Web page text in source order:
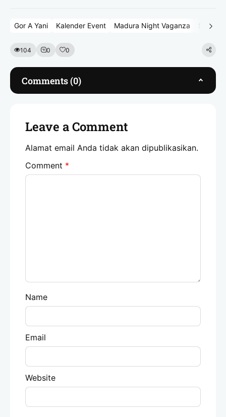
Gor A Yani Kalender Event Madura Night Vaganza
104 0 0
Comments (0)
Leave a Comment
Alamat email Anda tidak akan dipublikasikan.
Comment *
Name
Email
Website